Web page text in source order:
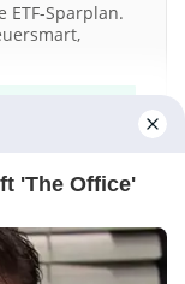
Sparplan.
100 Nikkei 225
'The Office'